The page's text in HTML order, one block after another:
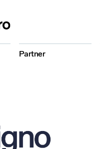
Partner